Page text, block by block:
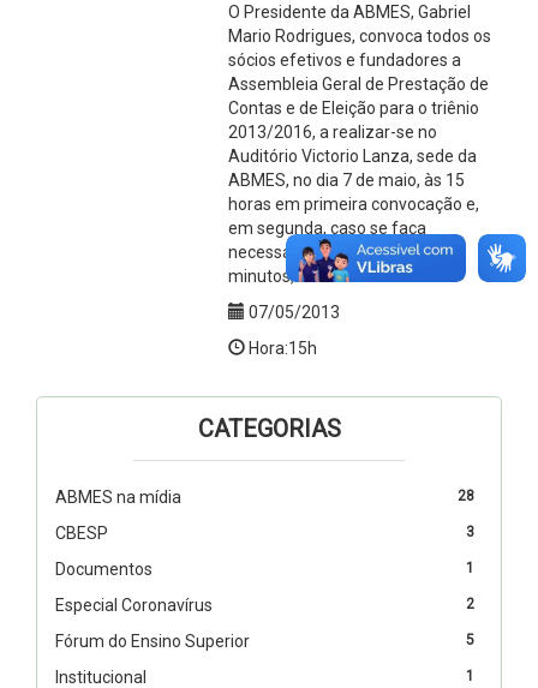
O Presidente da ABMES, Gabriel
Mario Rodrigues, convoca todos os
sócios efetivos e fundadores a
Assembleia Geral de Prestação de
Contas e de Eleição para o triênio
2013/2016, a realizar-se no
Auditório Victorio Lanza, sede da
ABMES, no dia 7 de maio, às 15
horas em primeira convocação e,
em segunda, caso se faça
necessário, às 15 horas e 30
minutos, no mesmo local
07/05/2013
Hora:15h
CATEGORIAS
28
ABMES na mídia
3
CBESP
1
Documentos
2
Especial Coronavírus
5
Fórum do Ensino Superior
1
Institucional